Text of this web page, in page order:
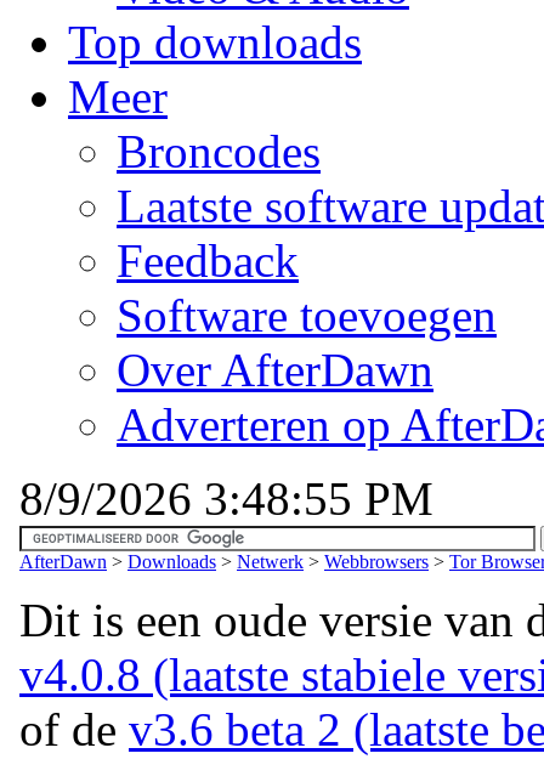
Top downloads
Meer
Broncodes
Laatste software
Feedback
Software toevoegen
Over AfterDawn
Adverteren op
8/9/2026 3:48:55 PM
AfterDawn > Downloads > Netwerk > Webbrowsers > Tor
Dit is een oude versie van
v4.0.8 (laatste stabiele
of de v3.6 beta 2 (laatste